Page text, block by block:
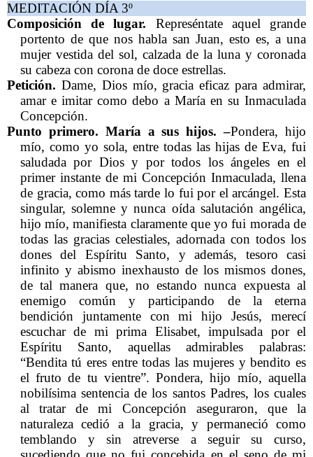
MEDITACIÓN DÍA 3º
Composición de lugar. Represéntate aquel grande
portento de que nos habla san Juan, esto es, a una
mujer vestida del sol, calzada de la luna y coronada
su cabeza con corona de doce estrellas.
Petición. Dame, Dios mío, gracia eficaz para admirar,
amar e imitar como debo a María en su Inmaculada
Concepción.
Punto primero. María a sus hijos. –Pondera, hijo
mío, como yo sola, entre todas las hijas de Eva, fui
saludada por Dios y por todos los ángeles en el
primer instante de mi Concepción Inmaculada, llena
de gracia, como más tarde lo fui por el arcángel. Esta
singular, solemne y nunca oída salutación angélica,
hijo mío, manifiesta claramente que yo fui morada de
todas las gracias celestiales, adornada con todos los
dones del Espíritu Santo, y además, tesoro casi
infinito y abismo inexhausto de los mismos dones,
de tal manera que, no estando nunca expuesta al
enemigo común y participando de la eterna
bendición juntamente con mi hijo Jesús, merecí
escuchar de mi prima Elisabet, impulsada por el
Espíritu Santo, aquellas admirables palabras:
“Bendita tú eres entre todas las mujeres y bendito es
el fruto de tu vientre”. Pondera, hijo mío, aquella
nobilísima sentencia de los santos Padres, los cuales
al tratar de mi Concepción aseguraron, que la
naturaleza cedió a la gracia, y permaneció como
temblando y sin atreverse a seguir su curso,